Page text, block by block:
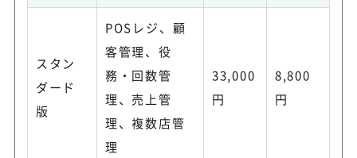
スタン
ダード
版
POSレジ、顧
客管理、役
務・回数管
理、売上管
理、複数店管
理
33,000
円
8,800
円